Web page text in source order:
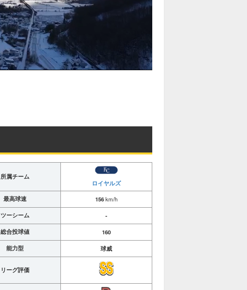
所属チーム
ロイヤルズ
最高球速 156km/h
ツーシーム
-
総合投球値
160
能力型
球威
リーグ評価